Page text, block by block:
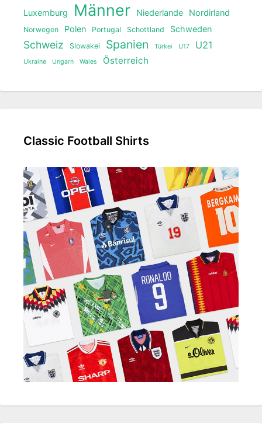
Luxemburg Männer Niederlande Nordirland
Norwegen Polen Portugal Schottland Schweden
Schweiz Slowakei Spanien Türkei U17 U21
Ukraine Ungarn Wales Österreich
Classic Football Shirts